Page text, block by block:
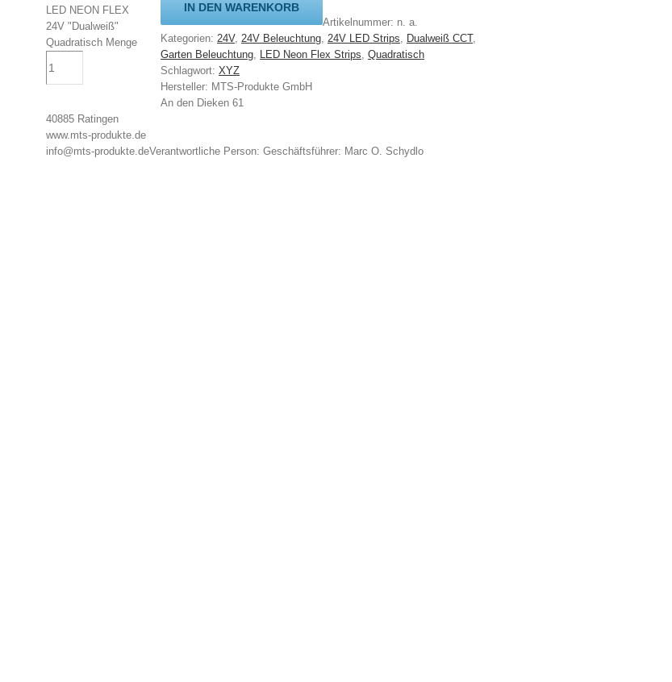
LED NEON FLEX
24V "Dualweiß"
Quadratisch Menge
IN DEN WARENKORB
Artikelnummer: n. a.
Kategorien: 24V, 24V Beleuchtung, 24V LED Strips, Dualweiß CCT,
Garten Beleuchtung, LED Neon Flex Strips, Quadratisch
Schlagwort: XYZ
Hersteller: MTS-Produkte GmbH
An den Dieken 61
40885 Ratingen
www.mts-produkte.de
info@mts-produkte.deVerantwortliche Person: Geschäftsführer: Marc O. Schydlo